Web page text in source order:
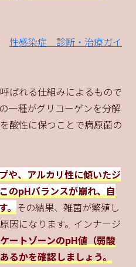
性感染症 診断・治療ガイ
ばれる仕組みによるもので
一種がグリコーゲンを分解
酸性に保つことで病原菌の
や、アルカリ性に傾いたジ
のpHバランスが崩れ、自
その結果、雑菌が繁殖し
因になります。インナージ
ートゾーンのpH値（弱酸
るかを確認しましょう。